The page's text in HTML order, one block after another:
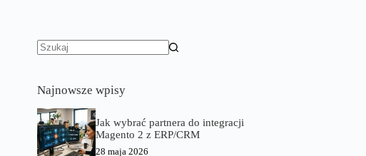
Najnowsze wpisy
Jak wybrać partnera do integracji
Magento 2 z ERP/CRM
28 maja 2026